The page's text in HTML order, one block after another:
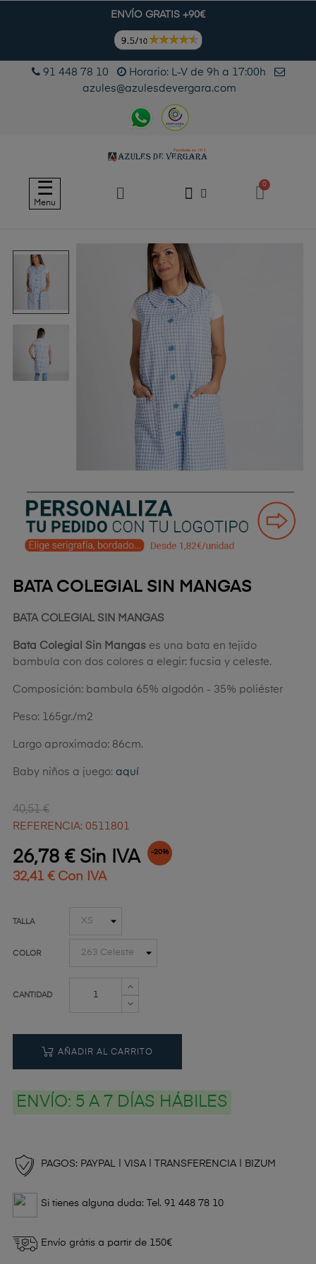
ENVÍO GRATIS +90€
91 448 78 10
Horario: L-V de 9h a 17:00h
azules@azulesdevergara.com
Navegación
de
☰
Menu
BATA COLEGIAL SIN MANGAS
BATA COLEGIAL SIN MANGAS
Bata Colegial Sin Mangas es una bata en tejido
bambula con dos colores a elegir: fucsia y celeste.
Composición: bambula 65% algodón - 35% poliéster
Peso: 165gr./m2
Largo aproximado: 86cm.
Baby niños a juego: aquí
40,51 €
REFERENCIA: 0511801
26,78 € Sin IVA -20%
32,41 € Con IVA
TALLA
COLOR
CANTIDAD
AÑADIR AL CARRITO
ENVÍO: 5 A 7 DÍAS HÁBILES
PAGOS: PAYPAL | VISA | TRANSFERENCIA | BIZUM
Si tienes alguna duda: Tel. 91 448 78 10
Envío grátis a partir de 150€